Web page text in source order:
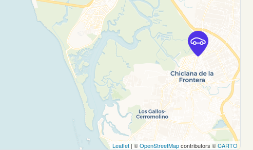
Leaflet | ©OpenStreetMapcontributors ©CARTO